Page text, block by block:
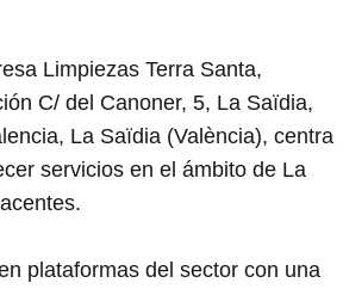
Limpiezas Terra Santa,
C/ del Canoner, 5, La Saïdia,
La Saïdia (València), centra
servicios en el ámbito de La
plataformas del sector con una